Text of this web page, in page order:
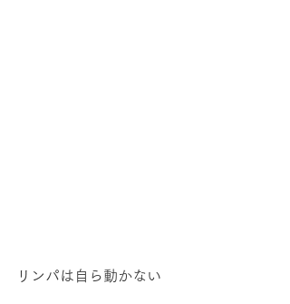
リンパは自ら動かない